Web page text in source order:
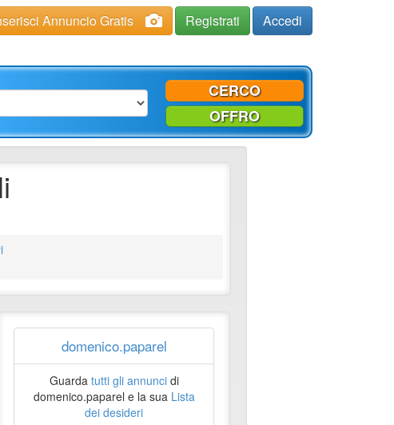
Annuncio Gratis Registrati Accedi
CERCO
OFFRO
domenico.paparel
Guarda tutti gli annuncidi
domenico.paparel e la sua Lista
dei desideri